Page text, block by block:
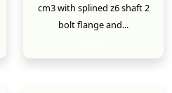
cm3 with splined z6 shaft 2
bolt flange and...